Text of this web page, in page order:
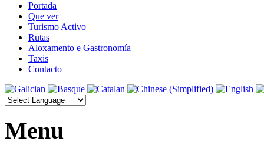
Portada
Que ver
Turismo Activo
Rutas
Aloxamento e Gastronomía
Taxis
Contacto
Menu